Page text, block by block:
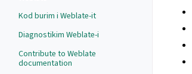
Kod burim i Weblate-it
Diagnostikim Weblate-i
Contribute to Weblate
documentation